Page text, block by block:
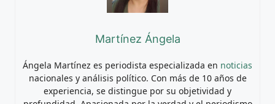
Martínez Ángela
Ángela Martínez es periodista especializada en noticias
nacionales y análisis político. Con más de 10 años de
experiencia, se distingue por su objetividad y